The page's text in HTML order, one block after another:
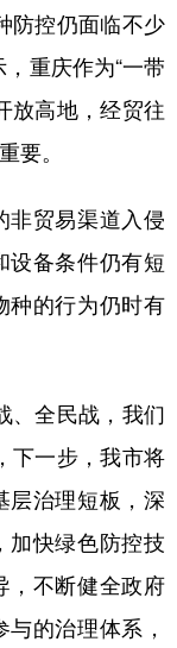
控仍面临不少
重庆作为“一带
放高地，经贸往
要。
贸易渠道入侵
设备条件仍有短
种的行为仍时有
全民战，我们
下一步，我市将
层治理短板，深
加快绿色防控技
，不断健全政府
的治理体系，